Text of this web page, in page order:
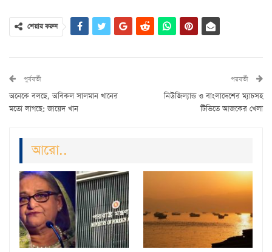
শেয়ার করুন
পুর্ববর্তী
অনেকে বলছে, অবিকল সালমান খানের
মতো লাগছে: জায়েদ খান
পরবর্তী
নিউজিল্যান্ড ও বাংলাদেশের ম্যাচসহ
টিভিতে আজকের খেলা
আরো..